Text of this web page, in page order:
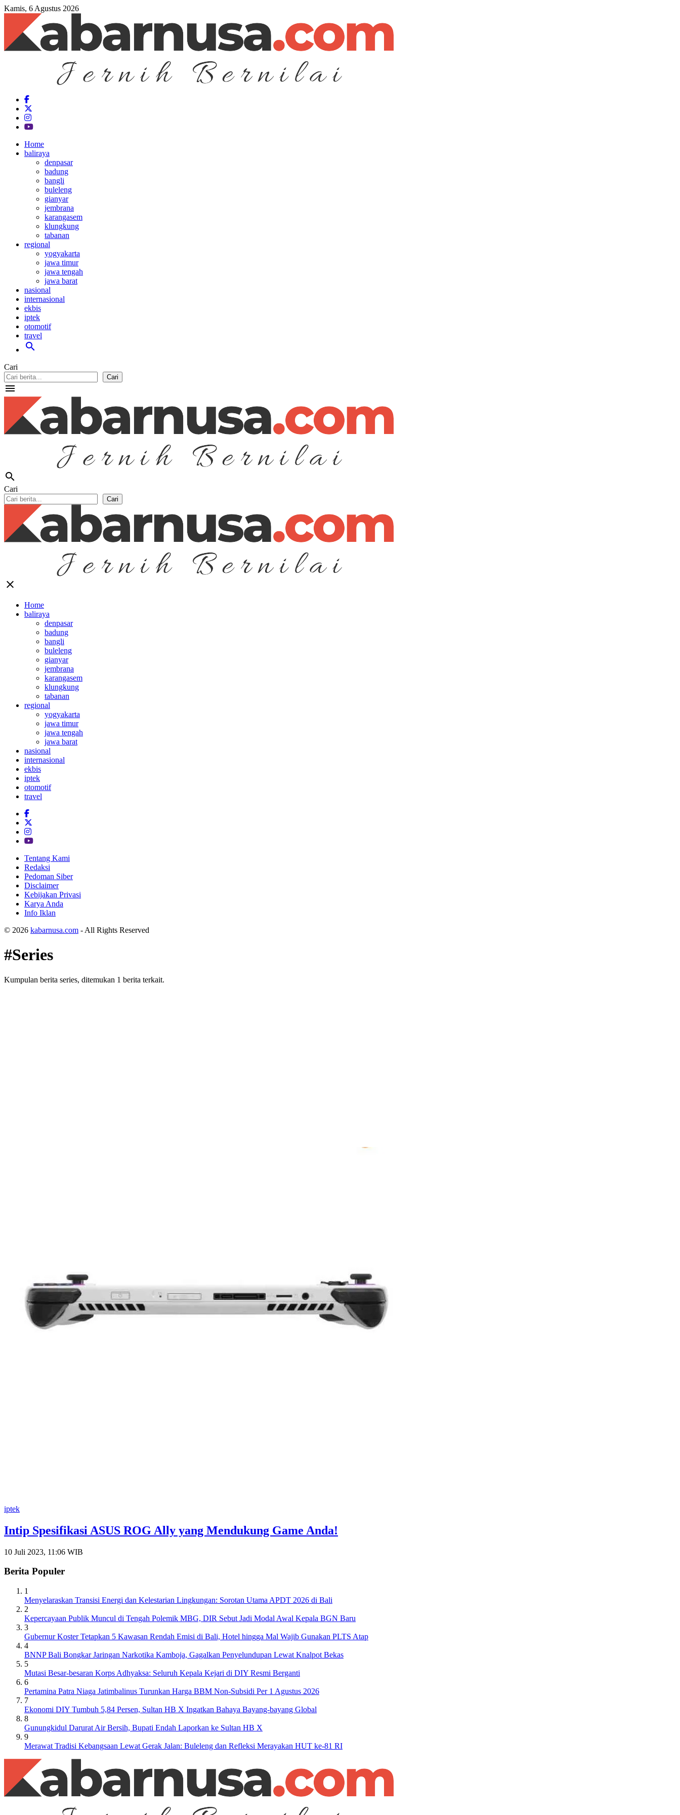
Kamis, 6 Agustus 2026
Home
baliraya
denpasar
badung
bangli
buleleng
gianyar
jembrana
karangasem
klungkung
tabanan
regional
yogyakarta
jawa timur
jawa tengah
jawa barat
nasional
internasional
ekbis
iptek
otomotif
travel
search
Cari
Cari
menu
search
Cari
Cari
close
Home
baliraya
denpasar
badung
bangli
buleleng
gianyar
jembrana
karangasem
klungkung
tabanan
regional
yogyakarta
jawa timur
jawa tengah
jawa barat
nasional
internasional
ekbis
iptek
otomotif
travel
Tentang Kami
Redaksi
Pedoman Siber
Disclaimer
Kebijakan Privasi
Karya Anda
Info Iklan
© 2026 kabarnusa.com - All Rights Reserved
#Series
Kumpulan berita series, ditemukan 1 berita terkait.
iptek
Intip Spesifikasi ASUS ROG Ally yang Mendukung Game Anda!
10 Juli 2023, 11:06 WIB
Berita Populer
1
Menyelaraskan Transisi Energi dan Kelestarian Lingkungan: Sorotan Utama APDT 2026 di Bali
2
Kepercayaan Publik Muncul di Tengah Polemik MBG, DIR Sebut Jadi Modal Awal Kepala BGN Baru
3
Gubernur Koster Tetapkan 5 Kawasan Rendah Emisi di Bali, Hotel hingga Mal Wajib Gunakan PLTS Atap
4
BNNP Bali Bongkar Jaringan Narkotika Kamboja, Gagalkan Penyelundupan Lewat Knalpot Bekas
5
Mutasi Besar-besaran Korps Adhyaksa: Seluruh Kepala Kejari di DIY Resmi Berganti
6
Pertamina Patra Niaga Jatimbalinus Turunkan Harga BBM Non-Subsidi Per 1 Agustus 2026
7
Ekonomi DIY Tumbuh 5,84 Persen, Sultan HB X Ingatkan Bahaya Bayang-bayang Global
8
Gunungkidul Darurat Air Bersih, Bupati Endah Laporkan ke Sultan HB X
9
Merawat Tradisi Kebangsaan Lewat Gerak Jalan: Buleleng dan Refleksi Merayakan HUT ke-81 RI